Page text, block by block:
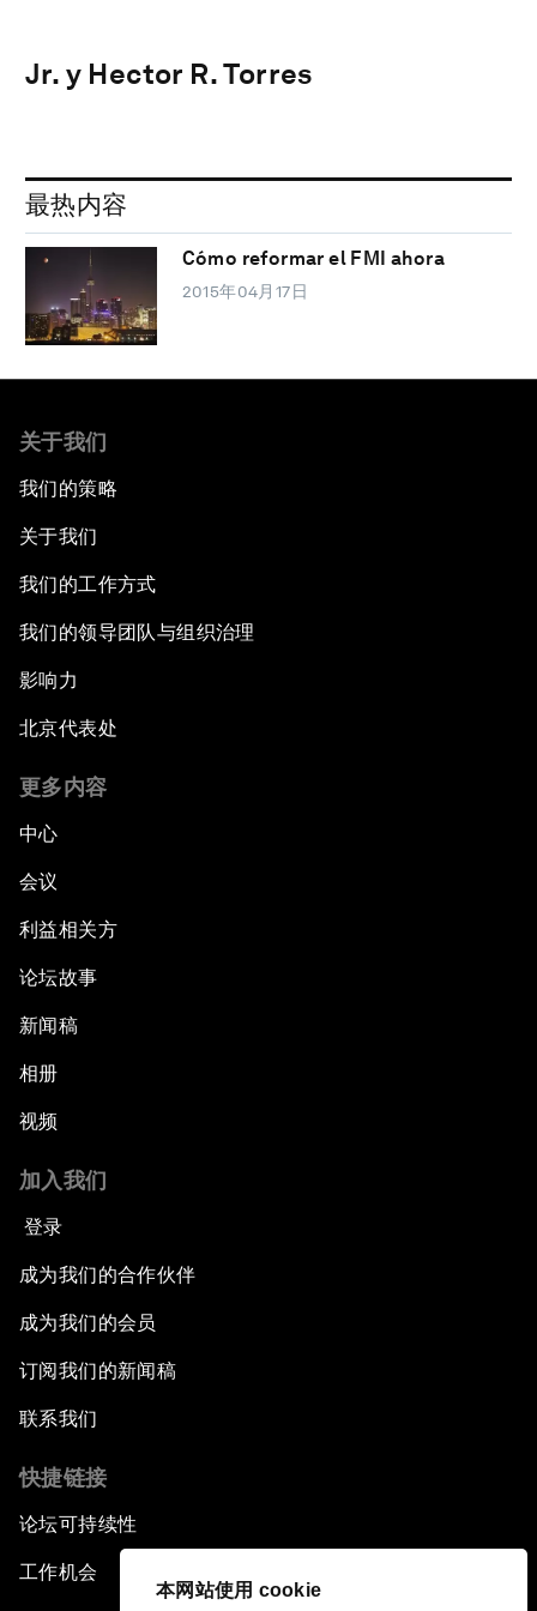
本网站使用 cookie
Jr. y Hector R. Torres
最热内容
Cómo reformar el FMI ahora
2015年04月17日
关于我们
我们的策略
关于我们
我们的工作方式
我们的领导团队与组织治理
影响力
北京代表处
更多内容
中心
会议
利益相关方
论坛故事
新闻稿
相册
视频
加入我们
登录
成为我们的合作伙伴
成为我们的会员
订阅我们的新闻稿
联系我们
快捷链接
论坛可持续性
工作机会